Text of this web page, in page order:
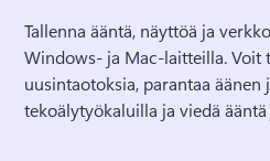
Tallenna ääntä, näyttöä ja
Windows- ja Mac-laitteilla. Voit
uusintaotoksia, parantaa äänen
tekoälytyökaluilla ja viedä